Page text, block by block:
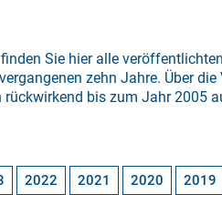
Sie hier alle
zehn Jahre. Über die
bis zum Jahr 2005
2022 2021 2020 2019